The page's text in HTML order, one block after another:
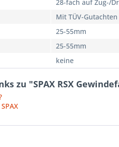
28-fach auf Zug-/
Mit TÜV-Gutachten
25-55mm
25-55mm
keine
zu "SPAX RSX